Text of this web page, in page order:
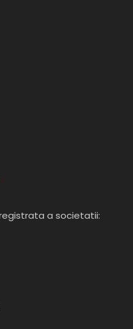
a societatii: